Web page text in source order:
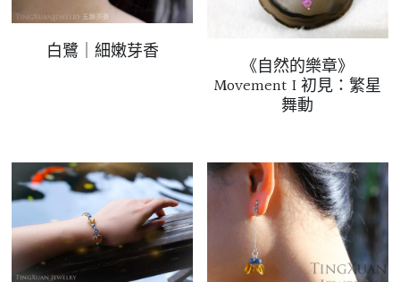
白鷺｜細嫩芽香
《自然的樂章》
Movement I 初見：繁星
舞動